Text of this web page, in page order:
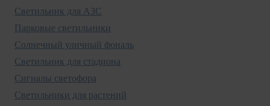
Светильник для АЗС
Парковые светильники
Солнечный уличный фональ
Светильник для стадиона
Сигналы светофора
Светильники для растений